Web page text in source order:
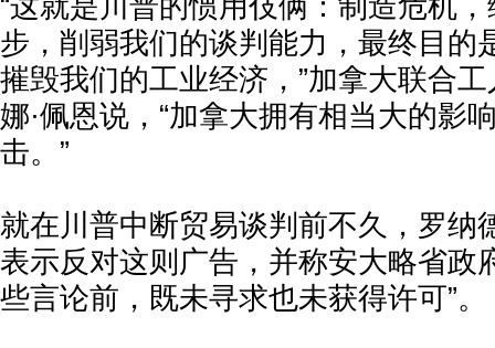
“这就是川普的惯用伎俩：制造危机
步，削弱我们的谈判能力，最终目的
摧毁我们的工业经济，”加拿大联合
娜·佩恩说，“加拿大拥有相当大的影
击。”
就在川普中断贸易谈判前不久，罗纳
表示反对这则广告，并称安大略省政
些言论前，既未寻求也未获得许可”。